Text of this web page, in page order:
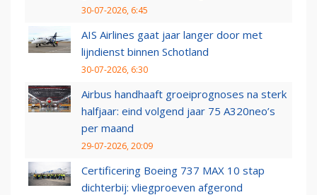
30-07-2026, 6:45
AIS Airlines gaat jaar langer door met
lijndienst binnen Schotland
30-07-2026, 6:30
Airbus handhaaft groeiprognoses na sterk
halfjaar: eind volgend jaar 75 A320neo’s
per maand
29-07-2026, 20:09
Certificering Boeing 737 MAX 10 stap
dichterbij: vliegproeven afgerond